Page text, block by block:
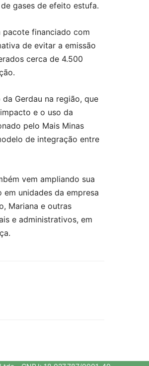
gases de efeito estufa.
financiado com
de evitar a emissão
cerca de 4.500
Gerdau na região, que
e o uso da
pelo Mais Minas
de integração entre
vem ampliando sua
unidades da empresa
Mariana e outras
e administrativos, em